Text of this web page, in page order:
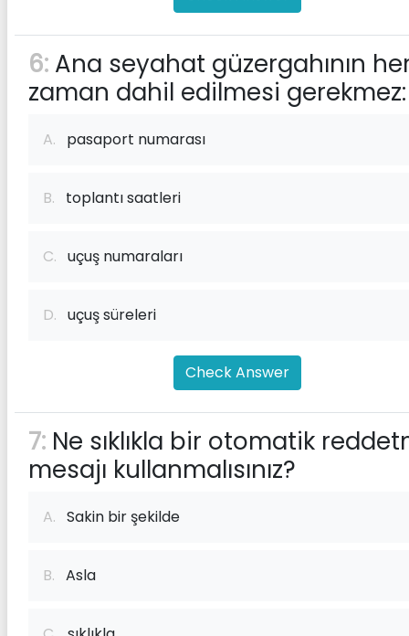
6: Ana seyahat güzergahının
zaman dahil edilmesi gerekmez:
A. pasaport numarası
B. toplantı saatleri
C. uçuş numaraları
D. uçuş süreleri
Check Answer
7: Ne sıklıkla bir otomatik
mesajı kullanmalısınız?
A. Sakin bir şekilde
B. Asla